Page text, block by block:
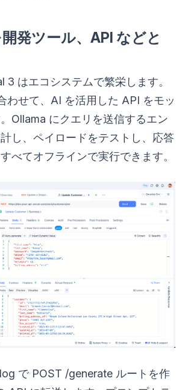
発ツール、API などと
3 はエコシステムで繁栄します。
わせて、AI を活用した API をモッ
Ollama にクエリを送信するエン
し、ペイロードをテストし、応答
べてオフラインで実行できます。
で POST /generate ルートを作